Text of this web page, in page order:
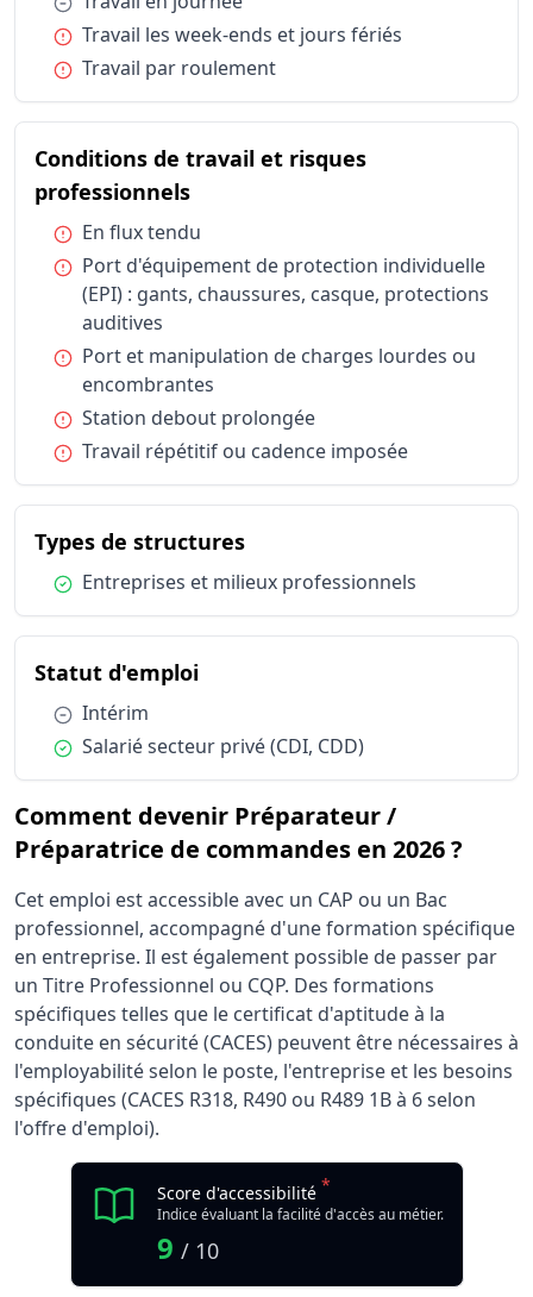
Horaires et durée du travail
Horaires et durée du travail
Conditions de travail et risques professionnels
Conditions de travail et risques professionnelsPort
Conditions de travail et risques professionnels
Conditions de travail et risques professionnels
Conditions de travail et risques professionnels
Types de structures
Statut d'emploi
Intérim
Statut d'emploi
Salarié
Condition :
Travail les week-ends et jours fériés
Condition :
Travail par roulement
Conditions de travail et risques
professionnelsdu métier Préparateur /
Condition :
En flux tendu
Condition :
Port d'équipement de protection individuelle
(EPI) : gants, chaussures, casque, protections
auditives
Condition :
Port et manipulation de charges lourdes ou
encombrantes
Condition :
Station debout prolongée
Condition :
Travail répétitif ou cadence imposée
Types de structuresdu métier Préparateur /
Condition :
Entreprises et milieux professionnels
Statut d'emploidu métier Préparateur /
Condition :
Intérim
Condition :
Salarié secteur privé (CDI, CDD)
Comment devenir Préparateur /
Préparatrice de commandes en 2026 ?
Cet emploi est accessible avec un CAP ou un Bac
professionnel, accompagné d'une formation spécifique
en entreprise. Il est également possible de passer par
un Titre Professionnel ou CQP. Des formations
spécifiques telles que le certificat d'aptitude à la
conduite en sécurité (CACES) peuvent être nécessaires à
l'employabilité selon le poste, l'entreprise et les besoins
spécifiques (CACES R318, R490 ou R489 1B à 6 selon
l'offre d'emploi).
Score d'accessibilité *
Indice évaluant la facilité d'accès au métier.
9 / 10